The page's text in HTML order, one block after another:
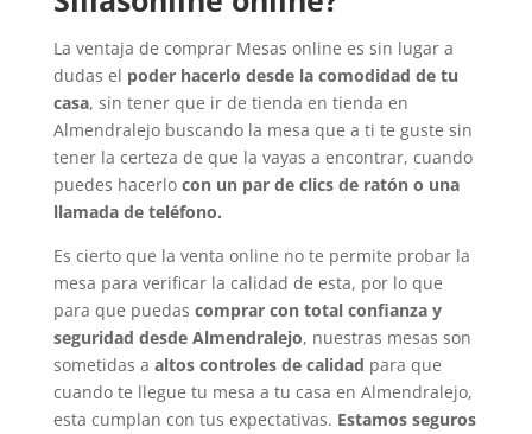
La ventaja de comprar Mesas online es sin lugar a
dudas el poder hacerlo desde la comodidad de tu
casa, sin tener que ir de tienda en tienda en
Almendralejo buscando la mesa que a ti te guste sin
tener la certeza de que la vayas a encontrar, cuando
puedes hacerlo con un par de clics de ratón o una
llamada de teléfono.
Es cierto que la venta online no te permite probar la
mesa para verificar la calidad de esta, por lo que
para que puedas comprar con total confianza y
seguridad desde Almendralejo, nuestras mesas son
sometidas a altos controles de calidad para que
cuando te llegue tu mesa a tu casa en Almendralejo,
esta cumplan con tus expectativas. Estamos seguros